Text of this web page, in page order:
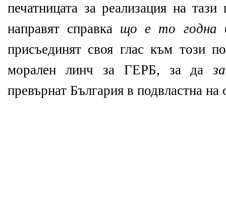
печатницата за реализация на
направят справка що е то годна
присъединят своя глас към този
морален линч за ГЕРБ, за да
превърнат България в подвластна на